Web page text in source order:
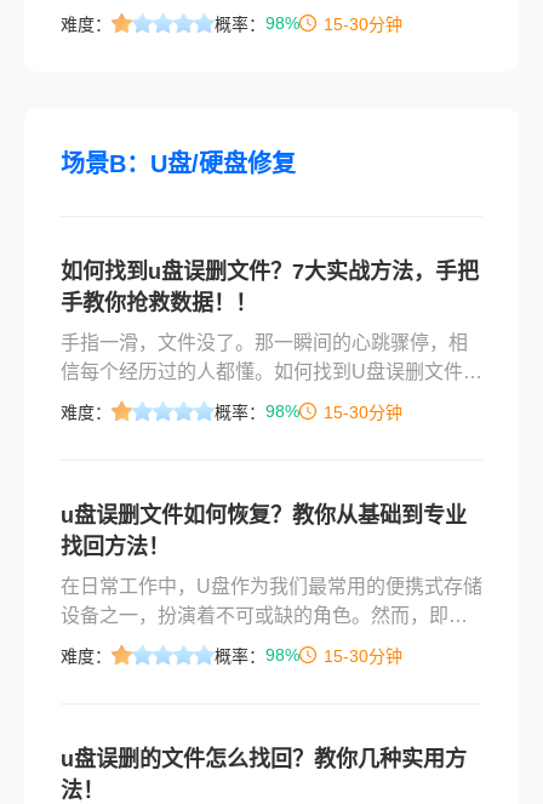
现U盘文件误删后，请立即停止向U盘存入任何新
直接从U盘删除的文件不会进入电脑回收站！但如
难度： 概率： 98% 15-30分钟
场景B：U盘/硬盘修复
如何找到u盘误删文件？7大实战方法，手把
手教你抢救数据！！
手指一滑，文件没了。那一瞬间的心跳骤停，相
信每个经历过的人都懂。如何找到U盘误删文件？
这恐怕是数据灾难面前最让人焦灼的追问。别
你没往U盘里写入新数据， recovery的成功率依
然相当可观。
难度： 概率： 98% 15-30分钟
u盘误删文件如何恢复？教你从基础到专业
找回方法！
在日常工作中，U盘作为我们最常用的便携式存储
设备之一，扮演着不可或缺的角色。然而，即便
是最小心谨慎的用户也可能遇到误删文件的情
删文件恢复方案，帮助您应对突发状况。
难度： 概率： 98% 15-30分钟
u盘误删的文件怎么找回？教你几种实用方
法！